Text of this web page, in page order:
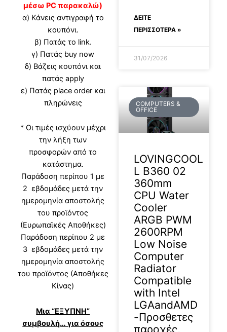
μέσω PC παρακαλώ)
α) Κάνεις αντιγραφή το
κουπόνι.
β) Πατάς το link.
γ) Πατάς buy now
δ) Βάζεις κουπόνι και
πατάς apply
ε) Πατάς place order και
πληρώνεις
* Οι τιμές ισχύουν μέχρι
την λήξη των
προσφορών από το
κατάστημα.
Παράδοση περίπου 1 με
2 εβδομάδες μετά την
ημερομηνία αποστολής
του προϊόντος
(Ευρωπαϊκές Αποθήκες)
Παράδοση περίπου 2 με
3 εβδομάδες μετά την
ημερομηνία αποστολής
του προϊόντος (Αποθήκες
Κίνας)
Μια “ΕΞΥΠΝΗ”
συμβουλή… για όσους
ΔΕΊΤΕ
ΠΕΡΙΣΣΟΤΕΡΑ »
31/07/2026
COMPUTERS &
OFFICE
LOVINGCOOL
L B360 02
360mm
CPU Water
Cooler
ARGB PWM
2600RPM
Low Noise
Computer
Radiator
Compatible
with Intel
LGAandAMD
-Προσθετες
παροχές,